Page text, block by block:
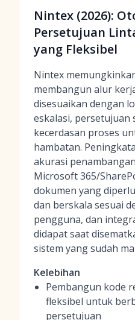
Nintex (2026):
Persetujuan
yang Fleksibel
Nintex
membangun alur
disesuaikan dengan
eskalasi, persetujuan
kecerdasan proses
hambatan.
akurasi
Microsoft 365/
dokumen yang
dan berskala sesuai
pengguna, dan
didapat saat
sistem yang sudah
Kelebihan
Pembangun kode
fleksibel untuk
persetujuan